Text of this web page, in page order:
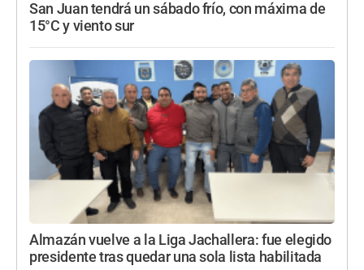
San Juan tendrá un sábado frío, con máxima de
15°C y viento sur
Almazán vuelve a la Liga Jachallera: fue elegido
presidente tras quedar una sola lista habilitada